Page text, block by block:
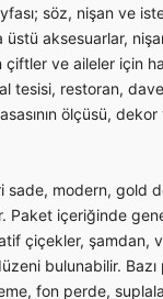
söz, nişan ve
aksesuarlar,
ve aileler için
tesisi, restoran,
ölçüsü,
sade, modern, gold
Paket içeriğinde
çiçekler, şamdan,
bulunabilir.
fon perde,